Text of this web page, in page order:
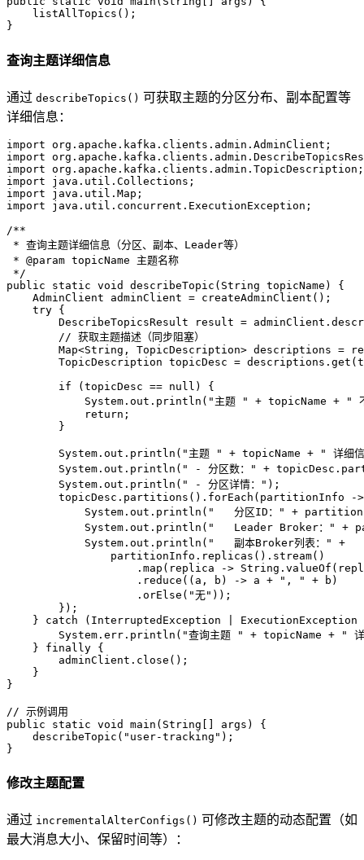
    listAllTopics();
查询主题详细信息
通过 describeTopics() 可获取主题的分区分布、副本配置等
详细信息：
import
import
import
import
import
import java.util.concurrent.ExecutionException;
/**
* 查询主题详细信息（分区、副本、Leader等）
* @param topicName 主题名称
*/
public
static void describeTopic (String topicName)
{
AdminClient
adminClient = createAdminClient();
try {
DescribeTopicsResult
result =
// 获取主题描述（同步阻塞）
Map<String, TopicDescription> descriptions =
TopicDescription topicDesc =
if (topicDesc == null ) {
            System.out.println(
"主题 " + topicName +
"
return ;
        }
        System.out.println(
"主题 " + topicName +
" 详细
        System.out.println(
" - 分区数："
+
        System.out.println(
" - 分区详情：" );
topicDesc.partitions().forEach(partitionInfo -
            System.out.println(
"   分区ID："
+
            System.out.println(
"   Leader Broker："
+
            System.out.println(
"   副本Broker列表："
+
                partitionInfo.replicas().stream()
.map(replica ->
                    .reduce((a, b) -> a +
", "
+ b)
                    .orElse(
"无" ));
        });
    }
catch (InterruptedException |
        System.err.println(
"查询主题 " + topicName +
"
    }
finally {
        adminClient.close();
    }
}
// 示例调用
public
static void main (String[] args)
{
    describeTopic(
"user-tracking" );
修改主题配置
通过 incrementalAlterConfigs() 可修改主题的动态配置（如
最大消息大小、保留时间等）：